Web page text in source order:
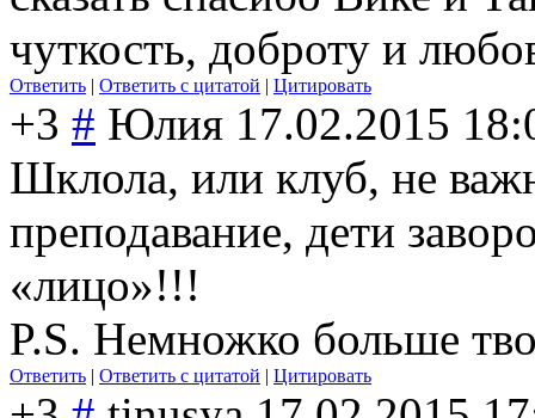
чуткость, доброту и
Ответить | Ответить с цитатой | Цитировать
+3 # Юлия 17.02.2015
Шклола, или клуб, не
преподавание, дети
«лицо»!!!
P.S. Немножко больше
Ответить | Ответить с цитатой | Цитировать